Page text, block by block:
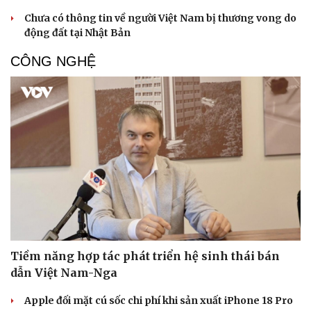
Chưa có thông tin về người Việt Nam bị thương vong do
động đất tại Nhật Bản
CÔNG NGHỆ
Tiềm năng hợp tác phát triển hệ sinh thái bán
dẫn Việt Nam-Nga
Apple đối mặt cú sốc chi phí khi sản xuất iPhone 18 Pro